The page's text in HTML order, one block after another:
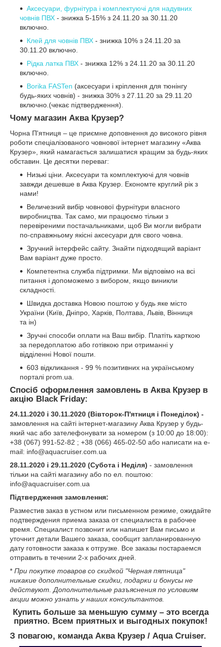
Аксесуари, фурнітура і комплектуючі для надувних
човнів ПВХ - знижка 5-15% з 24.11.20 за 30.11.20
включно.
Клей для човнів ПВХ - знижка 10% з 24.11.20 за
30.11.20 включно.
Рідка латка ПВХ - знижка 12% з 24.11.20 за 30.11.20
включно.
Borika FASTen (аксесуари і кріплення для тюнінгу
будь-яких човнів) - знижка 30% з 27.11.20 за 29.11.20
включно.(чекає підтвердження).
Чому магазин Аква Крузер?
Чорна П'ятниця – це приємне доповнення до високого рівня
роботи спеціалізованого човнової інтернет магазину «Аква
Крузер», який намагається залишатися кращим за будь-яких
обставин. Це десятки переваг:
Низькі ціни. Аксесуари та комплектуючі для човнів
завжди дешевше в Аква Крузер. Економте круглий рік з
нами!
Величезний вибір човнової фурнітури власного
виробництва. Так само, ми працюємо тільки з
перевіреними постачальниками, щоб Ви могли вибрати
по-справжньому якісні аксесуари для свого човна.
Зручний інтерфейс сайту. Знайти підходящий варіант
Вам варіант дуже просто.
Компетентна служба підтримки. Ми відповімо на всі
питання і допоможемо з вибором, якщо виникли
складності.
Швидка доставка Новою поштою у будь яке місто
України (Київ, Дніпро, Харків, Полтава, Львів, Вінниця
та ін)
Зручні способи оплати на Ваш вибір. Платіть карткою
за передоплатою або готівкою при отриманні у
відділенні Нової пошти.
603 відкликання - 99 % позитивних на українському
порталі prom.ua.
Спосіб оформлення замовлень в Аква Крузер в
акцію Black Friday:
24.11.2020 і 30.11.2020 (Вівторок-П'ятниця і Понеділок) -
замовлення на сайті інтернет-магазину Аква Крузер у будь-
який час або зателефонувати за номером (з 10:00 до 18:00):
+38 (067) 991-52-82 ; +38 (066) 465-02-50 або написати на e-
mail: info@aquacruiser.com.ua
28.11.2020 і 29.11.2020 (Субота і Неділя) - замовлення
тільки на сайті магазину або по ел. поштою:
info@aquacruiser.com.ua
Підтвердження замовлення:
Разместив заказ в устном или письменном режиме, ожидайте
подтверждения приема заказа от специалиста в рабочее
время. Специалист позвонит или напишет Вам письмо и
уточнит детали Вашего заказа, сообщит запланированную
дату готовности заказа к отгрузке. Все заказы постараемся
отправить в течении 2-х рабочих дней.
* При покупке товаров со скидкой "Черная пятница"
никакие дополнительные скидки, подарки и бонусы не
действуют. Дополнительные разъяснения по условиям
акции можно узнать у наших консультантов.
Купить больше за меньшую сумму – это всегда
приятно. Всем приятных и выгодных покупок!
З повагою, команда Аква Крузер / Aqua Cruiser.